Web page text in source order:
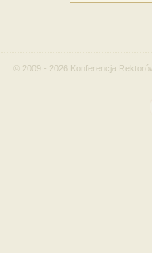
© 2009 - 2026 Konferencja